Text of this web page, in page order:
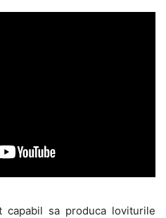
capabil sa produca loviturile